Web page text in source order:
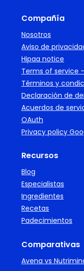
Compañía
Nosotros
Aviso de
Hipaa notice
Terms of service
Términos y
Declaración de
Acuerdos de
OAuth
Privacy policy
Recursos
Blog
Especialistas
Ingredientes
Recetas
Padecimientos
Comparativas
Avena vs